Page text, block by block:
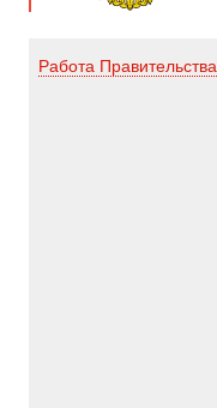
Работа Правительства